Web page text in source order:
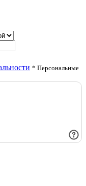
* Персональные